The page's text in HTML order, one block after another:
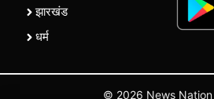
झारखंड
धर्म
© 2026 News Nation